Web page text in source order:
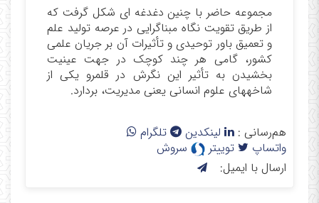
مجموعه حاضر با چنین دغدغه ­ای شکل گرفت که
از طریق تقویت نگاه مبناگرایی در عرصه تولید علم
و تعمیق باور توحیدی و تأثیرات آن بر جریان علمی
کشور، گامی هر چند کوچک در جهت‌ عینیت
بخشیدن به تأثیر این نگرش در قلمرو یکی از
شاخه‏های علوم انسانی یعنی مدیریت، بردارد.
هم‌رسانی : لینکدین
تلگرام
واتساپ
توییتر
سروش
ارسال با ایمیل: